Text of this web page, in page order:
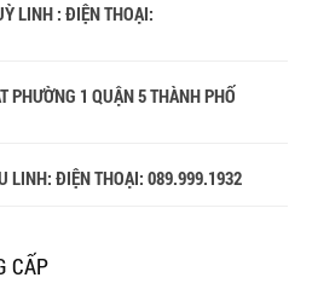
LINH : ĐIỆN THOẠI:
PHƯỜNG 1 QUẬN 5 THÀNH PHỐ
LINH: ĐIỆN THOẠI: 089.999.1932
CẤP